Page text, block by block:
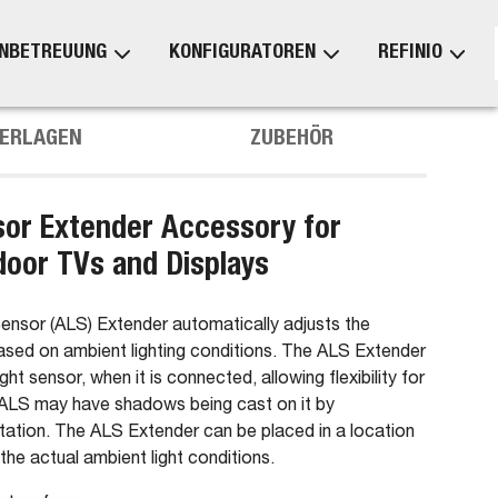
KONFIGURATOREN REFINIO
ZUBEHÖR
Extender Accessory for
TVs and Displays
(ALS) Extender automatically adjusts the
on ambient lighting conditions. The ALS Extender
sensor, when it is connected, allowing flexibility for
may have shadows being cast on it by
The ALS Extender can be placed in a location
actual ambient light conditions.